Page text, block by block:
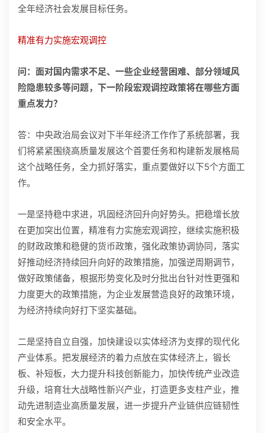
全年经济社会发展目标任务。
精准有力实施宏观调控
问：面对国内需求不足、一些企业经营困难、部分领域风
险隐患较多等问题，下一阶段宏观调控政策将在哪些方面
重点发力？
答：中央政治局会议对下半年经济工作作了系统部署，我
们将紧紧围绕高质量发展这个首要任务和构建新发展格局
这个战略任务，全力抓好落实，重点要做好以下5个方面工
作。
一是坚持稳中求进，巩固经济回升向好势头。把稳增长放
在更加突出位置，精准有力实施宏观调控，继续实施积极
的财政政策和稳健的货币政策，强化政策协调协同，落实
好推动经济持续回升向好的政策措施，加强逆周期调节，
做好政策储备，根据形势变化及时分批出台针对性更强和
力度更大的政策措施，为企业发展营造良好的政策环境，
为经济持续向好打下坚实基础。
二是坚持自立自强，加快建设以实体经济为支撑的现代化
产业体系。把发展经济的着力点放在实体经济上，锻长
板、补短板，大力提升科技创新能力，加快传统产业改造
升级，培育壮大战略性新兴产业，打造更多支柱产业，推
动先进制造业高质量发展，进一步提升产业链供应链韧性
和安全水平。